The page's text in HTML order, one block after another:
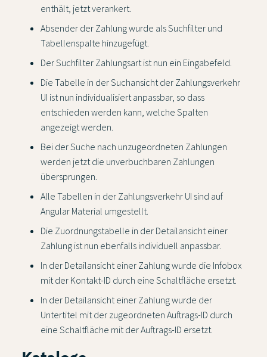
enthält, jetzt verankert.
Absender der Zahlung wurde als Suchfilter und
Tabellenspalte hinzugefügt.
Der Suchfilter Zahlungsart ist nun ein Eingabefeld.
Die Tabelle in der Suchansicht der Zahlungsverkehr
UI ist nun individualisiert anpassbar, so dass
entschieden werden kann, welche Spalten
angezeigt werden.
Bei der Suche nach unzugeordneten Zahlungen
werden jetzt die unverbuchbaren Zahlungen
übersprungen.
Alle Tabellen in der Zahlungsverkehr UI sind auf
Angular Material umgestellt.
Die Zuordnungstabelle in der Detailansicht einer
Zahlung ist nun ebenfalls individuell anpassbar.
In der Detailansicht einer Zahlung wurde die Infobox
mit der Kontakt-ID durch eine Schaltfläche ersetzt.
In der Detailansicht einer Zahlung wurde der
Untertitel mit der zugeordneten Auftrags-ID durch
eine Schaltfläche mit der Auftrags-ID ersetzt.